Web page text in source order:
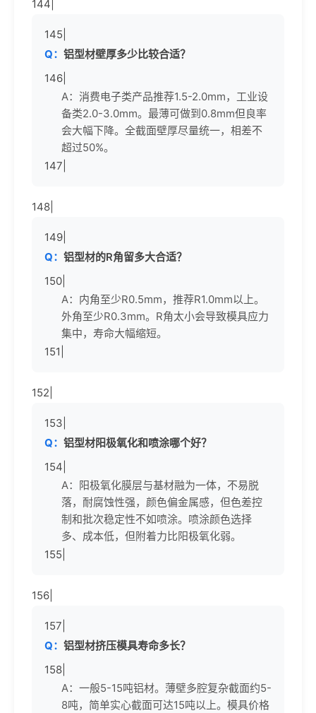
144|
145|
Q： 铝型材壁厚多少比较合适？
146|
A：消费电子类产品推荐1.5-2.0mm，工业设
备类2.0-3.0mm。最薄可做到0.8mm但良率
会大幅下降。全截面壁厚尽量统一，相差不
超过50%。
147|
148|
149|
Q： 铝型材的R角留多大合适？
150|
A：内角至少R0.5mm，推荐R1.0mm以上。
外角至少R0.3mm。R角太小会导致模具应力
集中，寿命大幅缩短。
151|
152|
153|
Q： 铝型材阳极氧化和喷涂哪个好？
154|
A：阳极氧化膜层与基材融为一体，不易脱
落，耐腐蚀性强，颜色偏金属感，但色差控
制和批次稳定性不如喷涂。喷涂颜色选择
多、成本低，但附着力比阳极氧化弱。
155|
156|
157|
Q： 铝型材挤压模具寿命多长？
158|
A：一般5-15吨铝材。薄壁多腔复杂截面约5-
8吨，简单实心截面可达15吨以上。模具价格